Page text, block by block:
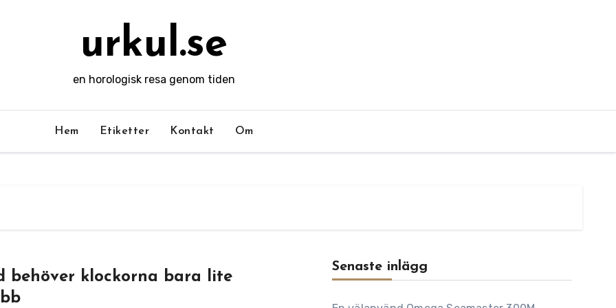
urkul.se
en horologisk resa genom tiden
Hem Etiketter Kontakt Om
behöver klockorna bara lite
Senaste inlägg